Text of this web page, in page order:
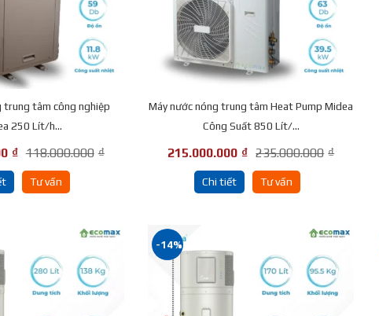
trung tâm công nghiệp
250 Lít/h...
₫ 118.000.000 ₫
Tư vấn
Máy nước nóng trung tâm Heat Pump Midea
Công Suất 850 Lít/...
215.000.000 ₫ 235.000.000 ₫
Chi tiết Tư vấn
-14%